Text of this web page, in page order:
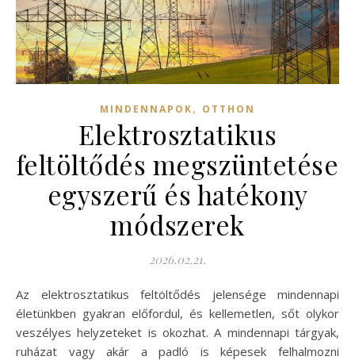
MINDENNAPOK, OTTHON
Elektrosztatikus
feltöltődés megszüntetése
egyszerű és hatékony
módszerek
2026.02.21.
Az elektrosztatikus feltöltődés jelensége mindennapi
életünkben gyakran előfordul, és kellemetlen, sőt olykor
veszélyes helyzeteket is okozhat. A mindennapi tárgyak,
ruházat vagy akár a padló is képesek felhalmozni